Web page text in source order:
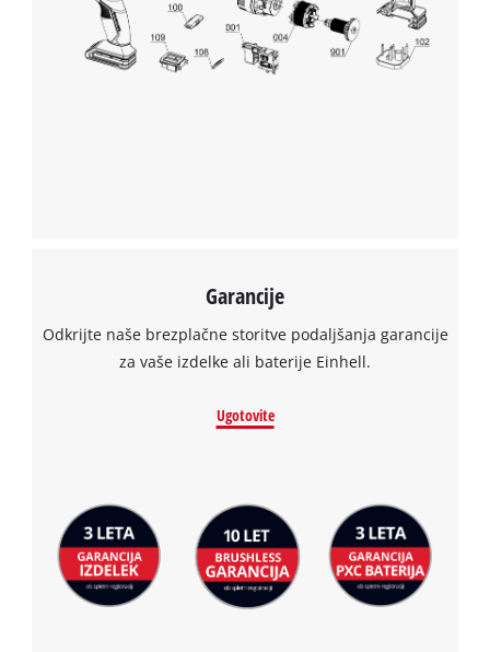
Garancije
Odkrijte naše brezplačne storitve podaljšanja garancije
za vaše izdelke ali baterije Einhell.
Ugotovite